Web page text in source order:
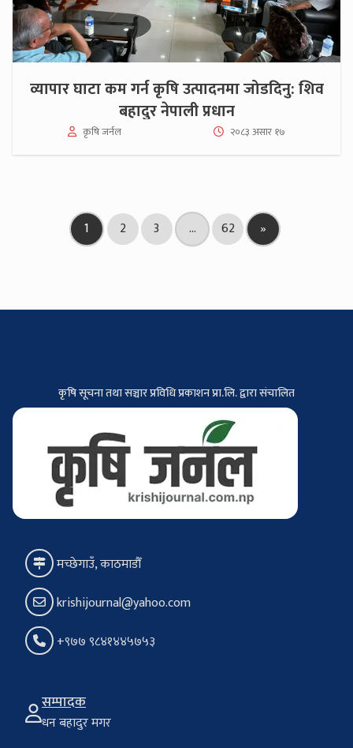
व्यापार घाटा कम गर्न कृषि उत्पादनमा जोडदिनु: शिव
बहादुर नेपाली प्रधान
कृषि जर्नल २०८३ असार १७
1 2 3 … 62 »
कृषि सूचना तथा सञ्चार प्रविधि प्रकाशन प्रा.लि. द्वारा संचालित
मच्छेगाउँ, काठमाडौँ
krishijournal@yahoo.com
+९७७ ९८४१४४५७५३
सम्पादक
धन बहादुर मगर